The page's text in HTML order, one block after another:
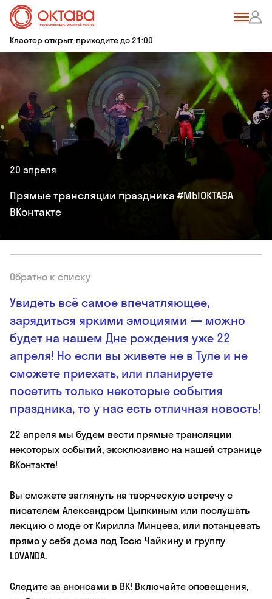
Кластер открыт, приходите до 21:00
20 апреля
Прямые трансляции праздника #МЫОКТАВА
ВКонтакте
Увидеть всё самое впечатляющее,
зарядиться яркими эмоциями — можно
будет на нашем Дне рождения уже 22
апреля! Но если вы живете не в Туле и не
сможете приехать, или планируете
посетить только некоторые события
праздника, то у нас есть отличная новость!
22 апреля мы будем вести прямые трансляции
некоторых событий, эксклюзивно на нашей странице
ВКонтакте!
Вы сможете заглянуть на творческую встречу с
писателем Александром Цыпкиным или послушать
лекцию о моде от Кирилла Минцева, или потанцевать
прямо у себя дома под Тосю Чайкину и группу
LOVANDA.
Следите за анонсами в ВК! Включайте оповещения,
Обратно к списку